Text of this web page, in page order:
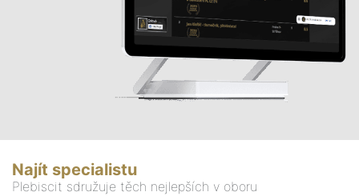
Najít specialistu
Plebiscit sdružuje těch nejlepších v oboru